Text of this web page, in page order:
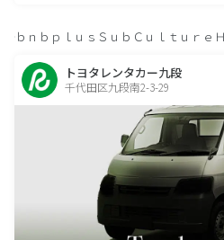
ｂｎｂｐｌｕｓＳｕｂＣｕｌｔｕｒｅ
トヨタレンタカー九段
千代田区九段南2-3-29